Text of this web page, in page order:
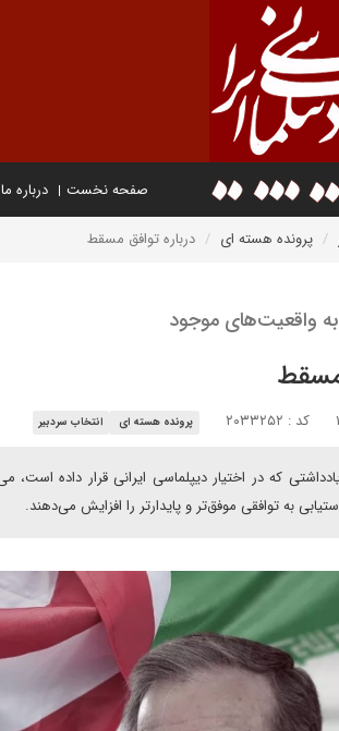
صفحه نخست درباره ما
پرونده هسته ای درباره توافق مسقط
به واقعیت‌های موجود
مسقط
کد : ۲۰۳۳۲۵۲ پرونده هسته ای انتخاب سردبیر
به توافقی موفق‌تر و پایدارتر را افزایش می‌دهند.